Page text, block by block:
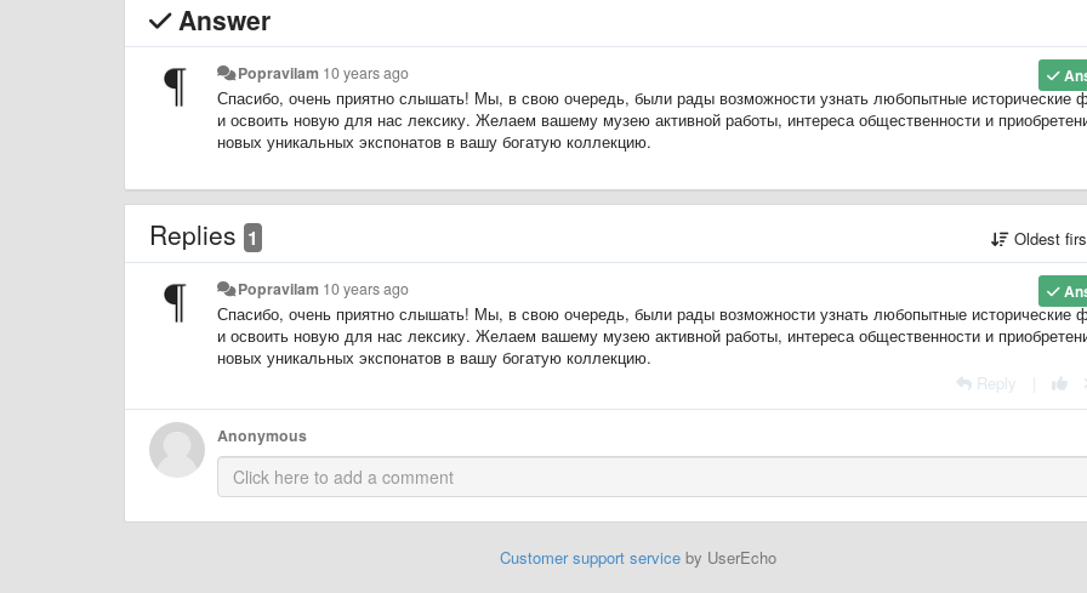
Answer
Popravilam 10 years ago
Спасибо, очень приятно слышать! Мы, в свою очередь, были рады возможности узнать любопытные исторические
и освоить новую для нас лексику. Желаем вашему музею активной работы, интереса общественности и
новых уникальных экспонатов в вашу богатую коллекцию.
Replies 1 Oldest
Popravilam 10 years ago
Спасибо, очень приятно слышать! Мы, в свою очередь, были рады возможности узнать любопытные исторические
и освоить новую для нас лексику. Желаем вашему музею активной работы, интереса общественности и
новых уникальных экспонатов в вашу богатую коллекцию.
Reply
Anonymous
Customer support serviceby UserEcho